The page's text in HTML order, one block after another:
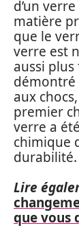
d’un
matière
que le
verre est
aussi plus
démontré
aux
premier
verre a
chimique
durabilité.
Lire
que vous